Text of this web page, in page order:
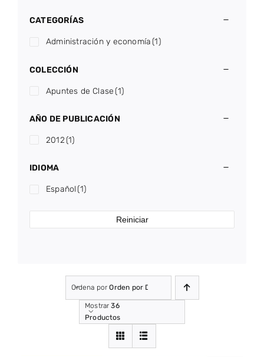
CATEGORÍAS
Administración y economía(1)
COLECCIÓN
Apuntes de Clase(1)
AÑO DE PUBLICACIÓN
2012(1)
IDIOMA
Español (1)
Reiniciar
Ordena porOrden por Defecto
Mostrar36
Productos